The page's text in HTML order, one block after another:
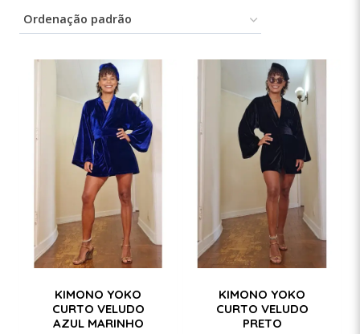
KIMONO YOKO
CURTO VELUDO
AZUL MARINHO
KIMONO YOKO
CURTO VELUDO
PRETO